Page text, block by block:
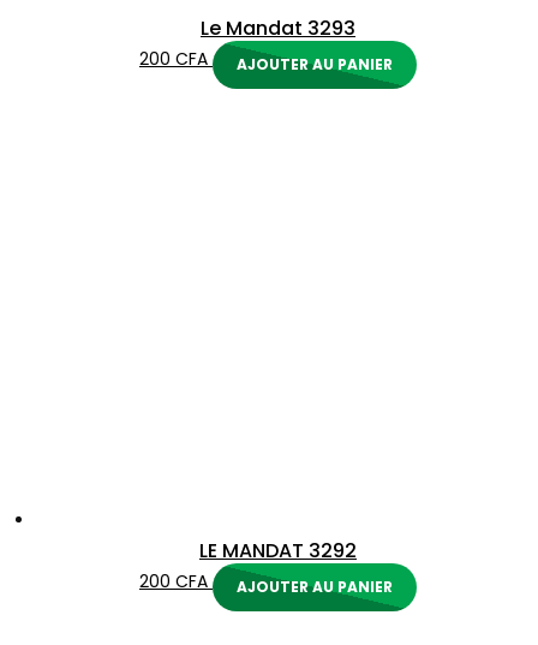
Le Mandat 3293
200 CFA AJOUTER AU PANIER
LE MANDAT 3292
200 CFA AJOUTER AU PANIER